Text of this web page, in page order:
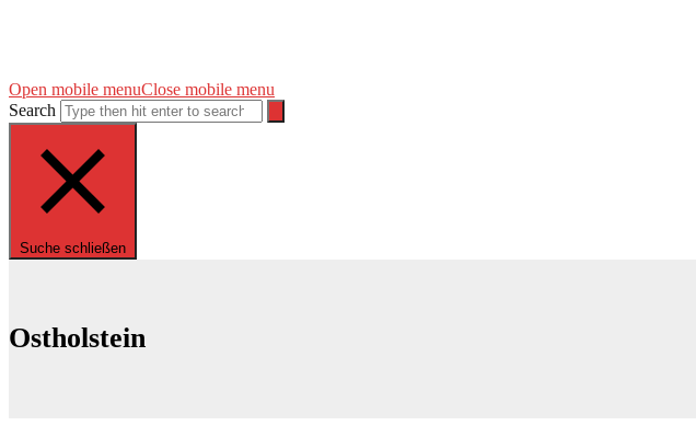
Open mobile menuClose mobile menu
Search
Suche schließen
Ostholstein